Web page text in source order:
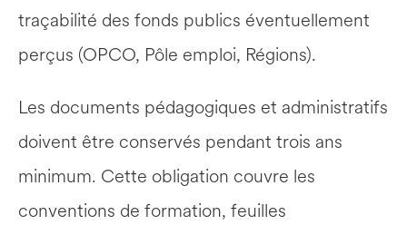
traçabilité des fonds publics éventuellement
perçus (OPCO, Pôle emploi, Régions).
Les documents pédagogiques et administratifs
doivent être conservés pendant trois ans
minimum. Cette obligation couvre les
conventions de formation, feuilles